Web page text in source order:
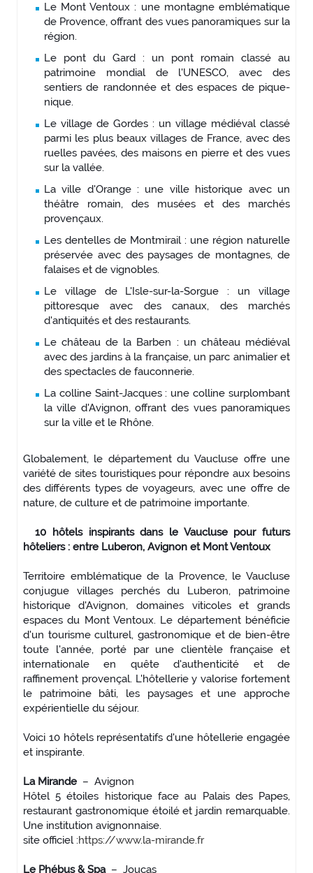
Le Mont Ventoux : une montagne emblématique
de Provence, offrant des vues panoramiques sur la
région.
Le pont du Gard : un pont romain classé au
patrimoine mondial de l'UNESCO, avec des
sentiers de randonnée et des espaces de pique-
nique.
Le village de Gordes : un village médiéval classé
parmi les plus beaux villages de France, avec des
ruelles pavées, des maisons en pierre et des vues
sur la vallée.
La ville d'Orange : une ville historique avec un
théâtre romain, des musées et des marchés
provençaux.
Les dentelles de Montmirail : une région naturelle
préservée avec des paysages de montagnes, de
falaises et de vignobles.
Le village de L'Isle-sur-la-Sorgue : un village
pittoresque avec des canaux, des marchés
d'antiquités et des restaurants.
Le château de la Barben : un château médiéval
avec des jardins à la française, un parc animalier et
des spectacles de fauconnerie.
La colline Saint-Jacques : une colline surplombant
la ville d'Avignon, offrant des vues panoramiques
sur la ville et le Rhône.
Globalement, le département du Vaucluse offre une
variété de sites touristiques pour répondre aux besoins
des différents types de voyageurs, avec une offre de
nature, de culture et de patrimoine importante.
10 hôtels inspirants dans le Vaucluse pour futurs
hôteliers : entre Luberon, Avignon et Mont Ventoux
Territoire emblématique de la Provence, le Vaucluse
conjugue villages perchés du Luberon, patrimoine
historique d'Avignon, domaines viticoles et grands
espaces du Mont Ventoux. Le département bénéficie
d'un tourisme culturel, gastronomique et de bien-être
toute l'année, porté par une clientèle française et
internationale en quête d'authenticité et de
raffinement provençal. L'hôtellerie y valorise fortement
le patrimoine bâti, les paysages et une approche
expérientielle du séjour.
Voici 10 hôtels représentatifs d'une hôtellerie engagée
et inspirante.
La Mirande– Avignon
Hôtel 5 étoiles historique face au Palais des Papes,
restaurant gastronomique étoilé et jardin remarquable.
Une institution avignonnaise.
site officiel :https://www.la-mirande.fr
Le Phébus & Spa– Joucas